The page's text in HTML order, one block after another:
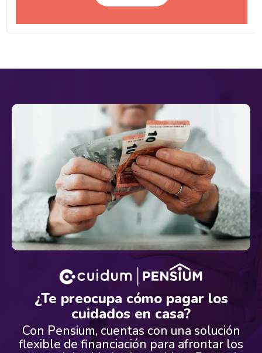
¿Te preocupa cómo pagar los
cuidados en casa?
Con Pensium, cuentas con una solución
flexible de financiación para afrontar los